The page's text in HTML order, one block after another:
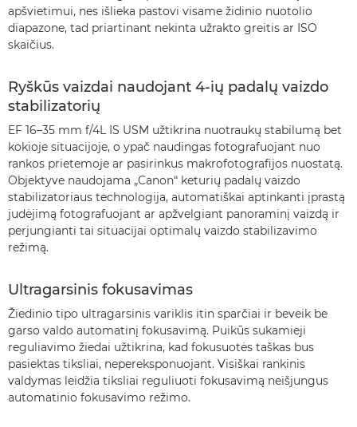
apšvietimui, nes išlieka pastovi visame židinio nuotolio
diapazone, tad priartinant nekinta užrakto greitis ar ISO
skaičius.
Ryškūs vaizdai naudojant 4-ių padalų vaizdo
stabilizatorių
EF 16–35 mm f/4L IS USM užtikrina nuotraukų stabilumą bet
kokioje situacijoje, o ypač naudingas fotografuojant nuo
rankos prietemoje ar pasirinkus makrofotografijos nuostatą.
Objektyve naudojama „Canon“ keturių padalų vaizdo
stabilizatoriaus technologija, automatiškai aptinkanti įprastą
judėjimą fotografuojant ar apžvelgiant panoraminį vaizdą ir
perjungianti tai situacijai optimalų vaizdo stabilizavimo
režimą.
Ultragarsinis fokusavimas
Žiedinio tipo ultragarsinis variklis itin sparčiai ir beveik be
garso valdo automatinį fokusavimą. Puikūs sukamieji
reguliavimo žiedai užtikrina, kad fokusuotės taškas bus
pasiektas tiksliai, nepereksponuojant. Visiškai rankinis
valdymas leidžia tiksliai reguliuoti fokusavimą neišjungus
automatinio fokusavimo režimo.